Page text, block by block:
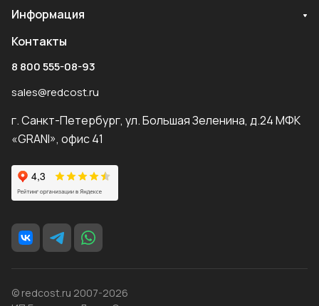
Информация
Контакты
8 800 555-08-93
sales@redcost.ru
г. Санкт-Петербург, ул. Большая Зеленина, д.24 МФК
«GRANI», офис 41
© redcost.ru 2007-2026